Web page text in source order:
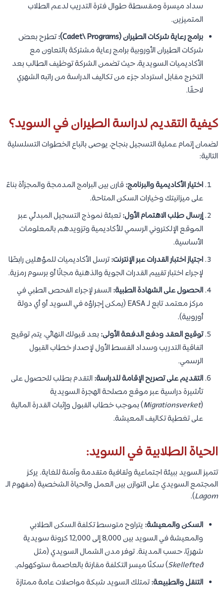
سداد ميسرة ومقسطة طوال فترة التدريب لدعم الطلاب
المتميزين.
برامج رعاية شركات الطيران (Cadet\ Programs):
تطرح بعض
شركات الطيران الأوروبية برامج رعاية مشتركة بالتعاون مع
الأكاديميات السويدية، حيث تضمن الشركة توظيف الطالب بعد
التخرج مقابل استرداد جزء من تكاليف الدراسة من راتبه الشهري
لاحقًا.
كيفية التقديم لدراسة الطيران في السويد؟
لضمان إتمام عملية التسجيل بنجاح، يوصى باتباع الخطوات التسلسلية
التالية:
اختيار الأكاديمية والبرنامج:قارن بين البرامج المدمجة والمجزأة بناءً
على ميزانيتك وخيارات السكن المتاحة.
إرسال طلب الاهتمام الأول:تعبئة نموذج التسجيل المبدئي عبر
الموقع الإلكتروني الرسمي للأكاديمية وتزويدهم بالمعلومات
الأساسية.
اجتياز اختبار القدرات عبر الإنترنت:ترسل الأكاديميات للمؤهلين رابطًا
لإجراء اختبار تقييم القدرات الجوية والذهنية مجانًا أو برسوم رمزية.
الحصول على الشهادة الطبية: السفر لإجراء الفحص الطبي في
مركز معتمد تابع لـ EASA (يمكن إجراؤه في السويد أو أي دولة
أوروبية).
توقيع العقد ودفع الدفعة الأولى: بعد قبولك النهائي، يتم توقيع
اتفاقية التدريب وسداد القسط الأول لإصدار خطاب القبول
الرسمي.
التقديم على تصريح الإقامة للدراسة: التقدم بطلب للحصول على
تأشيرة دراسية عبر موقع مصلحة الهجرة السويدية
(
Migrationsverket) بموجب خطاب القبول وإثبات القدرة المالية
على تغطية تكاليف المعيشة.
الحياة الطلابية في السويد:
تتميز السويد ببيئة اجتماعية وثقافية متقدمة وآمنة للغاية. يركز
المجتمع السويدي على التوازن بين العمل والحياة الشخصية (مفهوم الـ
Lagom
).
السكن والمعيشة: يتراوح متوسط تكلفة السكن الطلابي
والمعيشة في السويد بين 8,000 إلى 12,000 كرونة سويدية
شهريًا، حسب المدينة. توفر مدن الشمال السويدي (مثل
Skellefteå) سكنًا ميسر التكلفة مقارنة بالعاصمة ستوكهولم.
التنقل والطبيعة:تمتلك السويد شبكة مواصلات عامة ممتازة